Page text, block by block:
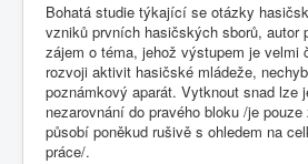
Bohatá studie týkající se otázky
vzniků prvních hasičských sborů, autor
zájem o téma, jehož výstupem je
rozvoji aktivit hasičské mládeže,
poznámkový aparát. Vytknout snad lze
nezarovnání do pravého bloku /je
působí poněkud rušivě s ohledem na
práce/.